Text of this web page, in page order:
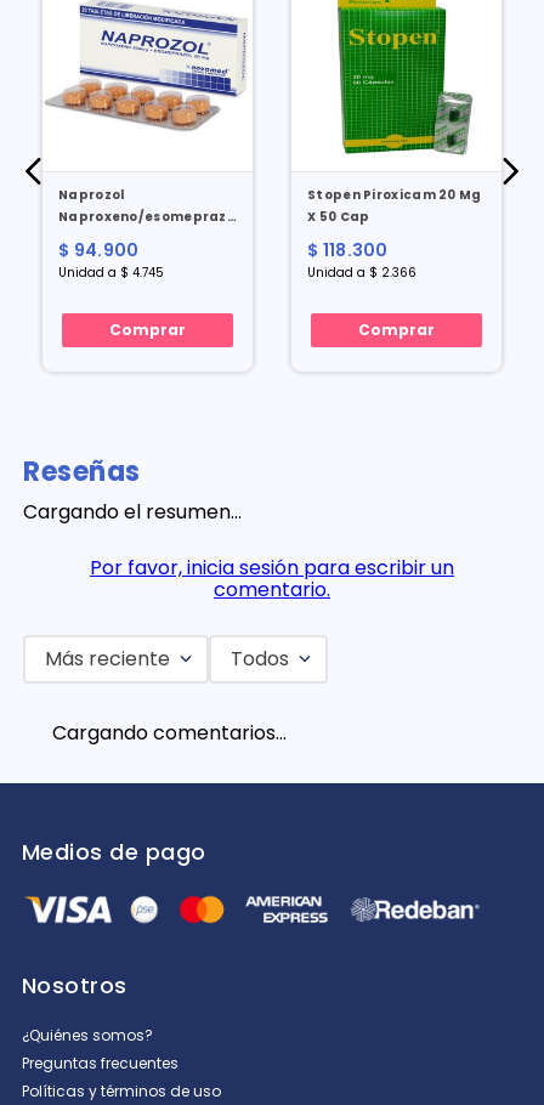
Naprozol
Naproxeno/esomeprazol
500/20 Mg X 20 Tabl
$ 94.900
Unidad a $ 4.745
Comprar
Stopen Piroxicam 20 Mg
X 50 Cap
$ 118.300
Unidad a $ 2.366
Comprar
Reseñas
Cargando el resumen…
Por favor, inicia sesión para escribir un
comentario.
Más reciente Todos
Cargando comentarios…
Medios de pago
Nosotros
¿Quiénes somos?
Preguntas frecuentes
Políticas y términos de uso